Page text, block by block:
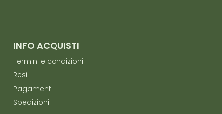
INFO ACQUISTI
Termini e condizioni
Resi
Pagamenti
Spedizioni